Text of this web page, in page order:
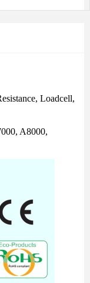
Loadcell,
A8000,